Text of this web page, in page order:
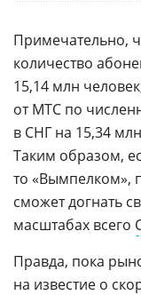
Примечательно,
количество
15,14 млн
от МТС по
в СНГ на 15,34
Таким образом,
то «Вымпелком»,
сможет догнать
масштабах всего
Правда, пока
на известие о